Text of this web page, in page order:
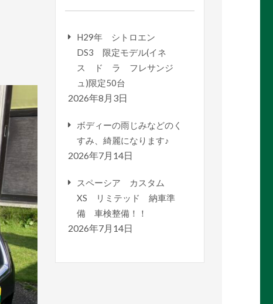
H29年 シトロエン
DS3 限定モデル(イネ
ス ド ラ フレサンジ
ュ)限定50台
2026年8月3日
ボディーの雨じみなどのく
すみ、綺麗になります♪
2026年7月14日
スペーシア カスタム
XS リミテッド 納車準
備 車検整備！！
2026年7月14日